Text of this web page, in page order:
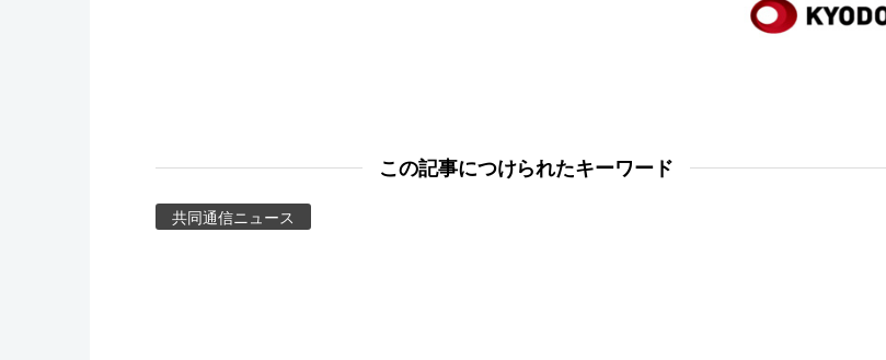
この記事につけられたキーワード
共同通信ニュース